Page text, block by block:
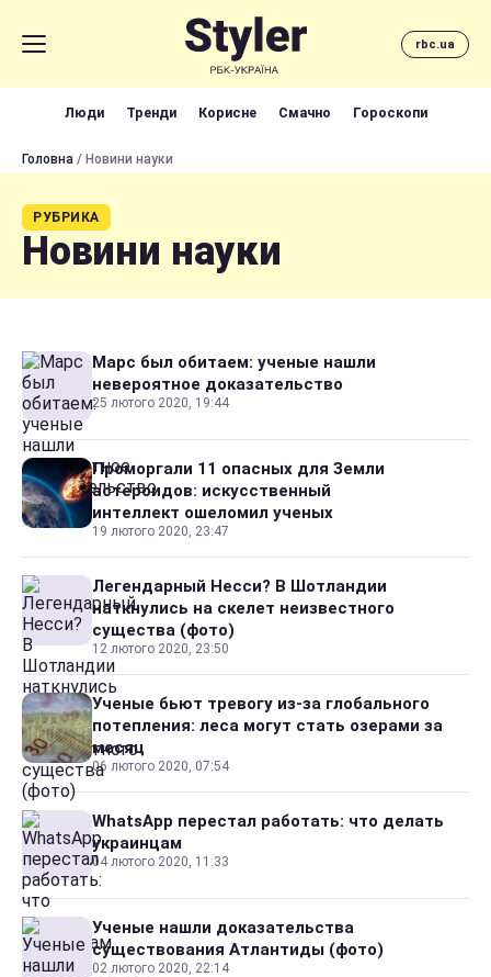
rbc.ua
Люди Тренди Корисне Смачно Гороскопи
Головна / Новини науки
РУБРИКА
Новини науки
Марс был обитаем: ученые нашли
невероятное доказательство
25 лютого 2020, 19:44
Проморгали 11 опасных для Земли
астероидов: искусственный
интеллект ошеломил ученых
19 лютого 2020, 23:47
Легендарный Несси? В Шотландии
наткнулись на скелет неизвестного
существа (фото)
12 лютого 2020, 23:50
Ученые бьют тревогу из-за глобального
потепления: леса могут стать озерами за
месяц
06 лютого 2020, 07:54
WhatsApp перестал работать: что делать
украинцам
04 лютого 2020, 11:33
Ученые нашли доказательства
существования Атлантиды (фото)
02 лютого 2020, 22:14